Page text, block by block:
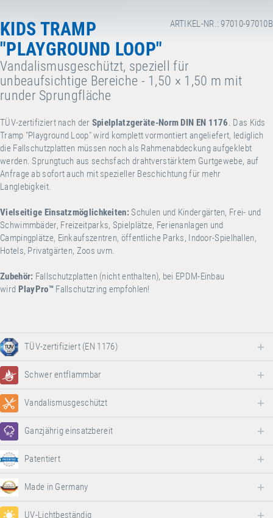
ARTIKEL-NR.: 97010-97010B
KIDS TRAMP
"PLAYGROUND LOOP"
Vandalismusgeschützt, speziell für
unbeaufsichtige Bereiche - 1,50 × 1,50 m mit
runder Sprungfläche
TÜV-zertifiziert nach der Spielplatzgeräte-Norm DIN EN 1176. Das Kids
Tramp "Playground Loop" wird komplett vormontiert angeliefert, lediglich
die Fallschutzplatten müssen noch als Rahmenabdeckung aufgeklebt
werden. Sprungtuch aus sechsfach drahtverstärktem Gurtgewebe, auf
Anfrage ab sofort auch mit spezieller Beschichtung für mehr
Langlebigkeit.
Vielseitige Einsatzmöglichkeiten:Schulen und Kindergärten, Frei- und
Schwimmbäder, Freizeitparks, Spielplätze, Ferienanlagen und
Campingplätze, Einkaufszentren, öffentliche Parks, Indoor-Spielhallen,
Hotels, Privatgärten, Zoos uvm.
Zubehör: Fallschutzplatten (nicht enthalten), bei EPDM-Einbau
wird PlayPro™Fallschutzring empfohlen!
TÜV-zertifiziert (EN 1176)
Schwer entflammbar
Vandalismusgeschützt
Ganzjährig einsatzbereit
Patentiert
Made in Germany
UV-Lichtbeständig